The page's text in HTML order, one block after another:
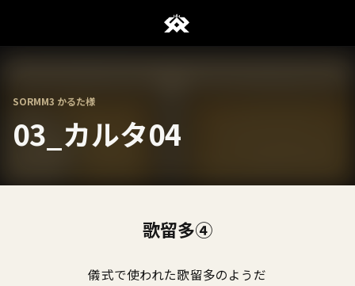
SORMM3 かるた様
03_カルタ04
歌留多④
儀式で使われた歌留多のようだ